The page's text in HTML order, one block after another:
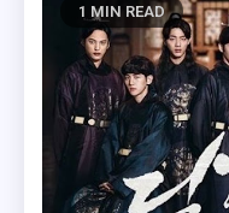
1 MIN READ